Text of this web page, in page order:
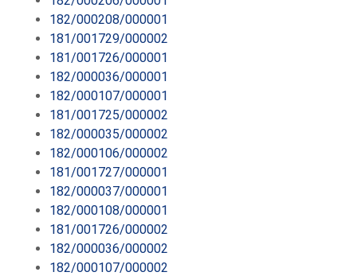
182/000208/000001
181/001729/000002
181/001726/000001
182/000036/000001
182/000107/000001
181/001725/000002
182/000035/000002
182/000106/000002
181/001727/000001
182/000037/000001
182/000108/000001
181/001726/000002
182/000036/000002
182/000107/000002